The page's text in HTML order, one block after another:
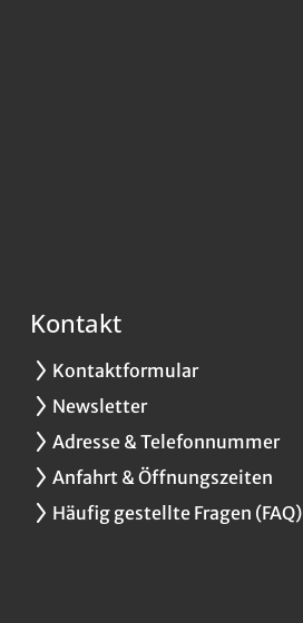
Kontakt
Kontaktformular
Newsletter
Adresse & Telefonnummer
Anfahrt & Öffnungszeiten
Häufig gestellte Fragen (FAQ)